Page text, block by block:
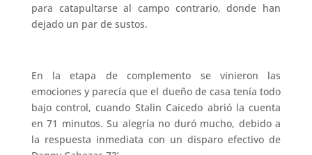
para catapultarse al campo contrario, donde han
dejado un par de sustos.
En la etapa de complemento se vinieron las
emociones y parecía que el dueño de casa tenía todo
bajo control, cuando Stalin Caicedo abrió la cuenta
en 71 minutos. Su alegría no duró mucho, debido a
la respuesta inmediata con un disparo efectivo de